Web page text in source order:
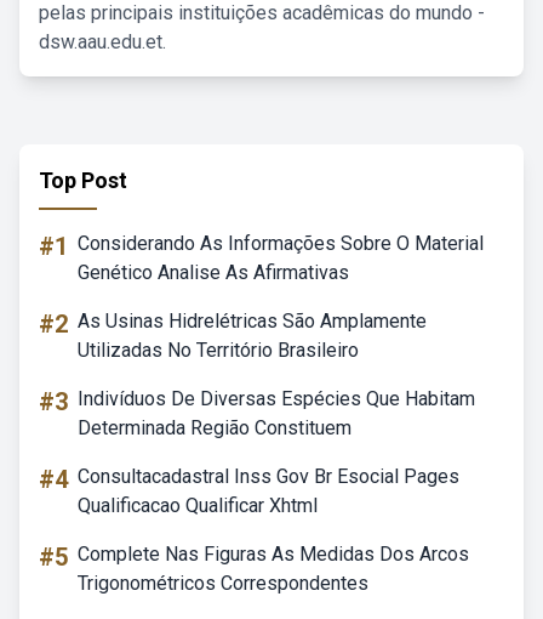
pelas principais instituições acadêmicas do mundo -
dsw.aau.edu.et.
Top Post
#1 Considerando As Informações Sobre O Material
Genético Analise As Afirmativas
#2 As Usinas Hidrelétricas São Amplamente
Utilizadas No Território Brasileiro
#3 Indivíduos De Diversas Espécies Que Habitam
Determinada Região Constituem
#4 Consultacadastral Inss Gov Br Esocial Pages
Qualificacao Qualificar Xhtml
#5 Complete Nas Figuras As Medidas Dos Arcos
Trigonométricos Correspondentes